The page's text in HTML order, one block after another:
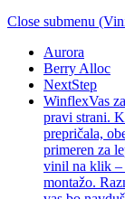
Close submenu
Aurora
Berry Alloc
NextStep
WinflexVas
pravi strani.
prepričala,
primeren za
vinil na klik –
montažo.